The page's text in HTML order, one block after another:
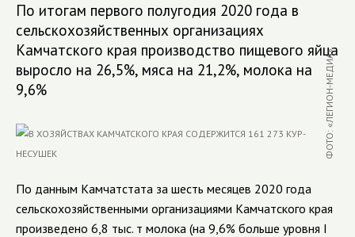
По итогам первого полугодия 2020 года в
сельскохозяйственных организациях
Камчатского края производство пищевого яйца
выросло на 26,5%, мяса на 21,2%, молока на
9,6%
ФОТО: «ЛЕГИОН-МЕДИА»
По данным Камчатстата за шесть месяцев 2020 года
сельскохозяйственными организациями Камчатского края
произведено 6,8 тыс. т молока (на 9,6% больше уровня I